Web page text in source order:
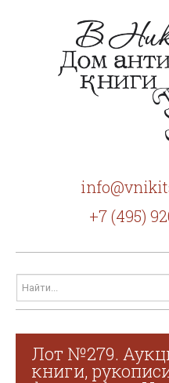
+7 (495)
Лот №279.
книги,